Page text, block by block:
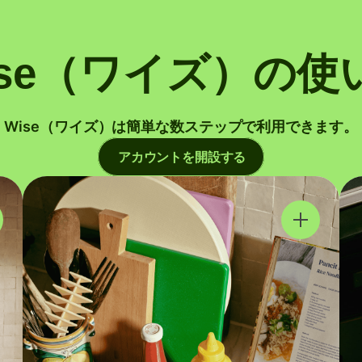
（ワイズ）の使
Wise（ワイズ）は簡単な数ステップで利用できます。
アカウントを開設する